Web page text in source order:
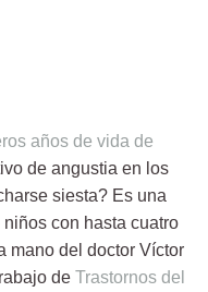
años de vida de
de angustia en los
siesta? Es una
con hasta cuatro
mano del doctor Víctor
de Trastornos del